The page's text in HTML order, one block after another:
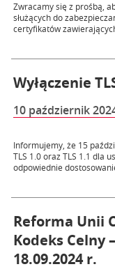
Zwracamy się z prośbą,
służących do
certyfikatów
Wyłączenie
10 październik
Informujemy, że 15
TLS 1.0 oraz TLS 1.1 dla
odpowiednie
Reforma Unii
Kodeks Celny
18.09.2024 r.